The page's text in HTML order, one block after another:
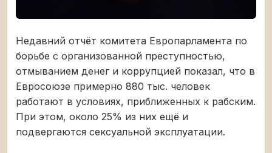
Недавний отчёт комитета Европарламента по
борьбе с организованной преступностью,
отмыванием денег и коррупцией показал, что в
Евросоюзе примерно 880 тыс. человек
работают в условиях, приближенных к рабским.
При этом, около 25% из них ещё и
подвергаются сексуальной эксплуатации.